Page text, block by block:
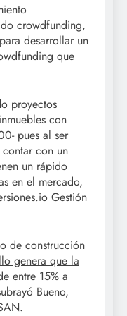
crowdfunding,
desarrollar un
que
proyectos
con
pues al ser
con un
un rápido
en el mercado,
Gestión
de construcción
genera que la
entre 15% a
Bueno,